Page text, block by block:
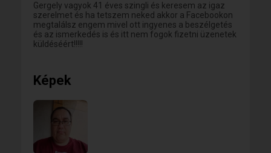
Gergely vagyok 41 éves szingli és keresem az igaz
szerelmet és ha tetszem neked akkor a Facebookon
megtalálsz engem mivel ott ingyenes a beszélgetés
és az ismerkedés is és itt nem fogok fizetni üzenetek
küldéséért!!!!!
Képek